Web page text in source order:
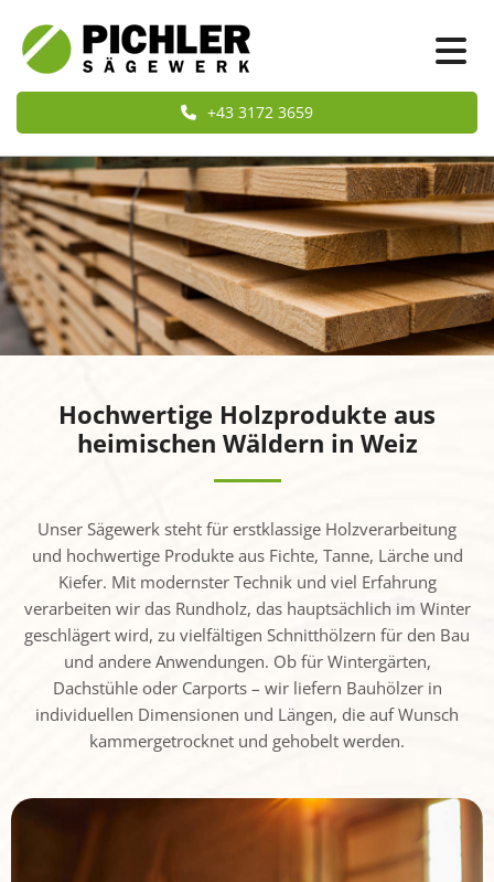
+43 3172 3659
Hochwertige Holzprodukte aus
heimischen Wäldern in Weiz
Unser Sägewerk steht für erstklassige Holzverarbeitung
und hochwertige Produkte aus Fichte, Tanne, Lärche und
Kiefer. Mit modernster Technik und viel Erfahrung
verarbeiten wir das Rundholz, das hauptsächlich im Winter
geschlägert wird, zu vielfältigen Schnitthölzern für den Bau
und andere Anwendungen. Ob für Wintergärten,
Dachstühle oder Carports – wir liefern Bauhölzer in
individuellen Dimensionen und Längen, die auf Wunsch
kammergetrocknet und gehobelt werden.